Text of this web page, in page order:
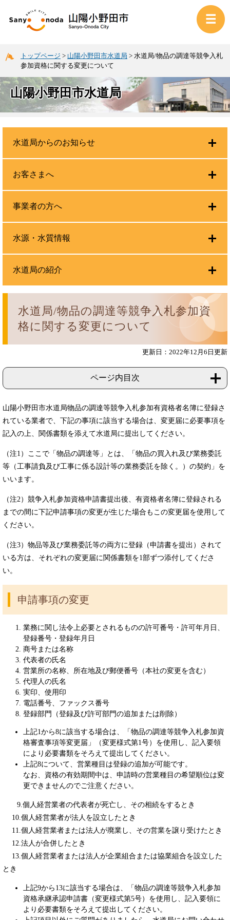
トップページ > 山陽小野田市水道局 > 水道局/物品の調達等競争入札
参加資格に関する変更について
山陽小野田市水道局
水道局/物品の調達等競争入札参加資
格に関する変更について
更新日：2022年12月6日更新
ページ内目次
山陽小野田市水道局物品の調達等競争入札参加有資格者名簿に登録さ
れている業者で、下記の事項に該当する場合は、変更届に必要事項を
記入の上、関係書類を添えて水道局に提出してください。
（注1）ここで「物品の調達等」とは、「物品の買入れ及び業務委託
等（工事請負及び工事に係る設計等の業務委託を除く。）の契約」を
いいます。
（注2）競争入札参加資格申請書提出後、有資格者名簿に登録される
までの間に下記申請事項の変更が生じた場合もこの変更届を使用して
ください。
（注3）物品等及び業務委託等の両方に登録（申請書を提出）されて
いる方は、それぞれの変更届に関係書類を1部ずつ添付してくださ
い。
申請事項の変更
業務に関し法令上必要とされるものの許可番号・許可年月日、
登録番号・登録年月日
商号または名称
代表者の氏名
営業所の名称、所在地及び郵便番号（本社の変更を含む）
代理人の氏名
実印、使用印
電話番号、ファックス番号
登録部門（登録及び許可部門の追加または削除）
上記1から8に該当する場合は、「物品の調達等競争入札参加資
格審査事項等変更届」（変更様式第1号）を使用し、記入要領
により必要書類をそろえて提出してください。
上記8について、営業種目は登録の追加が可能です。
なお、資格の有効期間中は、申請時の営業種目の希望順位は変
更できませんのでご注意ください。
9.個人経営業者の代表者が死亡し、その相続をするとき
10.個人経営業者が法人を設立したとき
11.個人経営業者または法人が廃業し、その営業を譲り受けたとき
12.法人が合併したとき
13.個人経営業者または法人が企業組合または協業組合を設立した
とき
上記9から13に該当する場合は、「物品の調達等競争入札参加
資格承継承認申請書（変更様式第5号）を使用し、記入要領に
より必要書類をそろえて提出してください。
水道局からのお知らせ
お客さまへ
事業者の方へ
水源・水質情報
水道局の紹介